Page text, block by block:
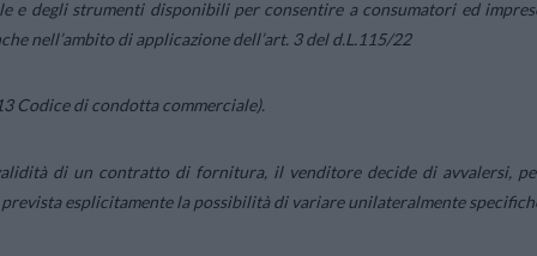
e degli strumenti disponibili per consentire a consumatori ed
nell’ambito di applicazione dell’art. 3 del d.L.115/22
Codice di condotta commerciale).
di un contratto di fornitura, il venditore decide di avvalersi,
esplicitamente la possibilità di variare unilateralmente